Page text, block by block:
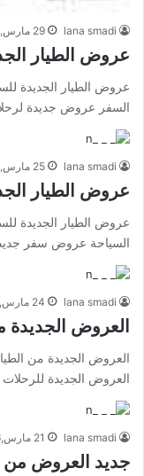
lana smadi 29 مارس,2016
عروض الطيار
عروض الطيار الجديدة
السفر عروض جديدة
lana smadi 25 مارس,2016
عروض الطيار
عروض الطيار الجديدة
السياحة عروض سفر
lana smadi 24 مارس,2016
العروض الجديدة
العروض الجديدة من
العروض الجديدة للرحلات
lana smadi 21 مارس,2016
جديد العروض من